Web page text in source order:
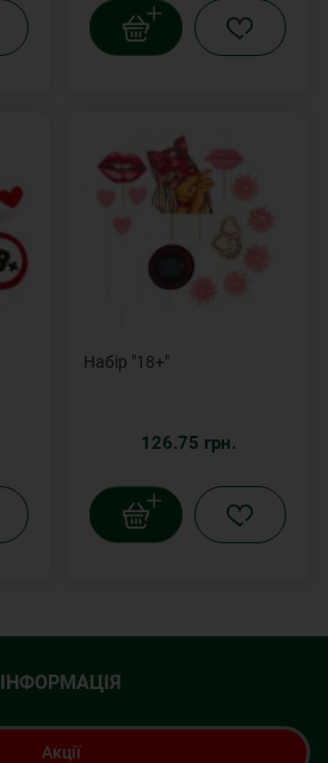
Набір "18+"
126.75 грн.
ІНФОРМАЦІЯ
Акції